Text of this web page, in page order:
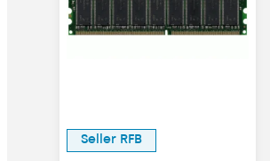
Seller RFB